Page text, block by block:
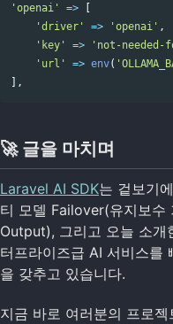
'openai' =>
[
'driver'
=> 'openai' ,
'key'
=> 'not-
'url'
=> env(
],
🚀 글을 마치며
Laravel AI SDK는 겉보기
티 모델 Failover(유지보
Output), 그리고 오늘 소개
터프라이즈급 AI 서비스를
을 갖추고 있습니다.
지금 바로 여러분의 프로젝